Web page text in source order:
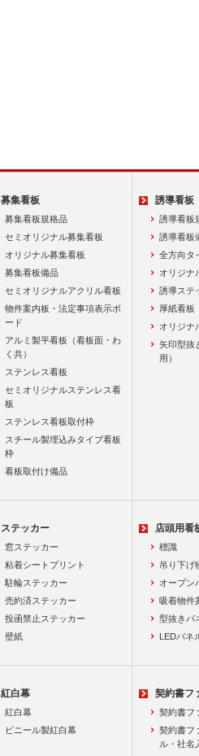
募集看板
募集看板規格品
セミオリジナル募集看板
オリジナル募集看板
募集看板備品
セミオリジナルアクリル看板
物件案内板・法定事項表示ボ
ード
アルミ製平看板（看板面・わ
く共）
ステンレス看板
セミオリジナルステンレス看
板
ステンレス看板取付枠
スチール製埋込みタイプ看板
枠
看板取付け備品
誘導看板
誘導看板
誘導看板
全方向タ
オリジナ
誘導ステ
厚紙看板
オリジナ
矢印型抜
用）
ステッカー
窓ステッカー
粘着シートプリント
駐輪ステッカー
売約済ステッカー
投函禁止ステッカー
壁紙
店頭用看
標識
吊り下げ
オープン
吸着物件
型抜きパ
LEDパネ
紅白幕
紅白幕
ビニール製紅白幕
契約書フ
契約書フ
契約書フ
ル・社名